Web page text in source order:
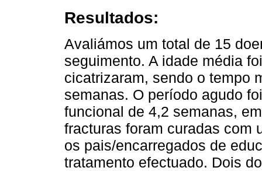
Resultados:
Avaliámos um total de 15
seguimento. A idade média
cicatrizaram, sendo o tempo
semanas. O período agudo
funcional de 4,2 semanas,
fracturas foram curadas com
os pais/encarregados de
tratamento efectuado. Dois